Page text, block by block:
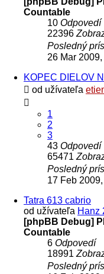
Countable
10 Odpovedí
22396
Posledný
26 Mar
KOPEC DIELOV
od užívateľa
1
2
3
43 Odpovedí
65471
Posledný
17 Feb
Tatra 613 cabrio
od užívateľa Hanz
[phpBB Debug]
Countable
6 Odpovedí
18991
Posledný